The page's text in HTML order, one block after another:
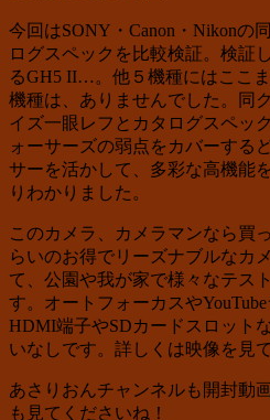
今回はSONY・Canon・Nikonの
ログスペックを比較検証。検証
るGH5 II…。他５機種にはここ
機種は、ありませんでした。同
イズ一眼レフとカタログスペッ
ォーサーズの弱点をカバーする
サーを活かして、多彩な高機能
りわかりました。
このカメラ、カメラマンなら買
らいのお得でリーズナブルなカ
て、公園や我が家で様々なテス
す。オートフォーカスや
HDMI端子やSDカードスロット
いなしです。詳しくは映像を見
あさりおんチャンネルも開封動
も見てくださいね！